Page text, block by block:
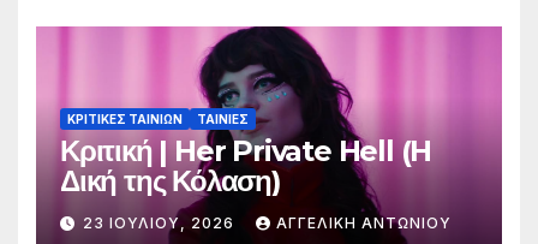
ΚΡΙΤΙΚΕΣ ΤΑΙΝΙΩΝ ΤΑΙΝΙΕΣ
Κριτική | Her Private Hell (H
Δική της Κόλαση)
23 ΙΟΥΛΊΟΥ, 2026 ΑΓΓΕΛΙΚΉ ΑΝΤΩΝΊΟΥ